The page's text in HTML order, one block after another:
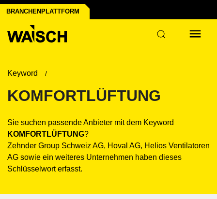
BRANCHENPLATTFORM
Keyword
KOMFORTLÜFTUNG
Sie suchen passende Anbieter mit dem Keyword
KOMFORTLÜFTUNG?
Zehnder Group Schweiz AG, Hoval AG, Helios Ventilatoren
AG sowie ein weiteres Unternehmen haben dieses
Schlüsselwort erfasst.